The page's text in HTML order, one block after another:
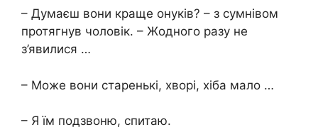
– Думаєш вони краще онуків? – з сумнівом
протягнув чоловік. – Жодного разу не
з’явилися …
– Може вони старенькі, хворі, хіба мало …
– Я їм подзвоню, спитаю.